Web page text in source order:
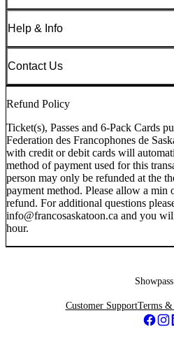
Help & Info
Contact Us
Refund Policy
Ticket(s), Passes and 6-Pack Cards
Federation des Francophones de
with credit or debit cards will
method of payment used for this
person may only be refunded at the
payment method. Please allow a min
refund. For additional questions
info@francosaskatoon.ca and you
hour.
Customer SupportTerms